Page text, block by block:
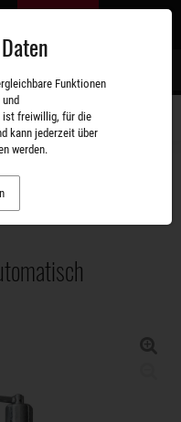
Funktionen
ist freiwillig, für die
kann jederzeit über
werden.